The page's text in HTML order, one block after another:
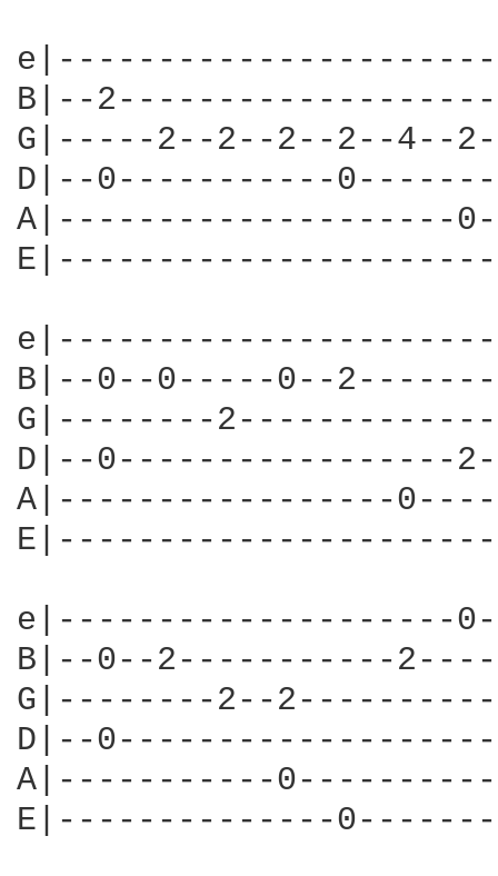
B|--
G|-----2--2--2--2--
D|--0-----------
A|--------------------
B|--0--0-----0--
G|--------
D|--0-----------------
A|-----------------
e|--------------------
B|--0--2-----------
G|--------2--
D|--
A|-----------
E|--------------